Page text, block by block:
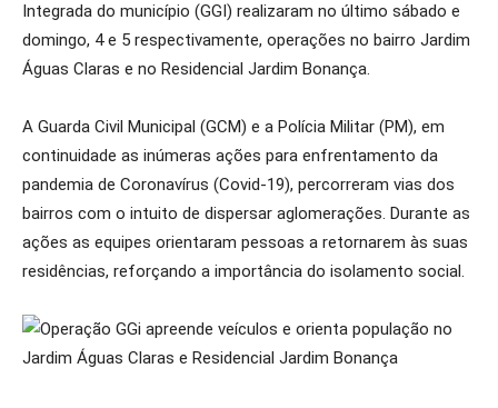
Integrada do município (GGI) realizaram no último sábado e
domingo, 4 e 5 respectivamente, operações no bairro Jardim
Águas Claras e no Residencial Jardim Bonança.
A Guarda Civil Municipal (GCM) e a Polícia Militar (PM), em
continuidade as inúmeras ações para enfrentamento da
pandemia de Coronavírus (Covid-19), percorreram vias dos
bairros com o intuito de dispersar aglomerações. Durante as
ações as equipes orientaram pessoas a retornarem às suas
residências, reforçando a importância do isolamento social.